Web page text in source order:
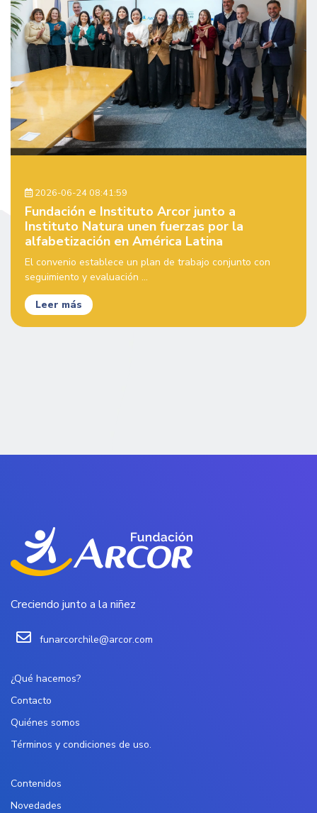
2026-06-24 08:41:59
Fundación e Instituto Arcor junto a
Instituto Natura unen fuerzas por la
alfabetización en América Latina
El convenio establece un plan de trabajo conjunto con
seguimiento y evaluación ...
Leer más
Creciendo junto a la niñez
funarcorchile@arcor.com
¿Qué hacemos?
Contacto
Quiénes somos
Términos y condiciones de uso.
Contenidos
Novedades